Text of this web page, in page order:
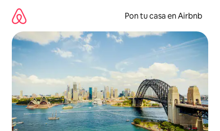
contenido
Pon tu casa en Airbnb